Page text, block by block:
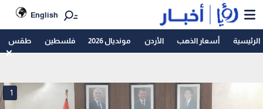
English
الرئيسية أسعار الذهب الأردن مونديال 2026 فلسطين طقس
1